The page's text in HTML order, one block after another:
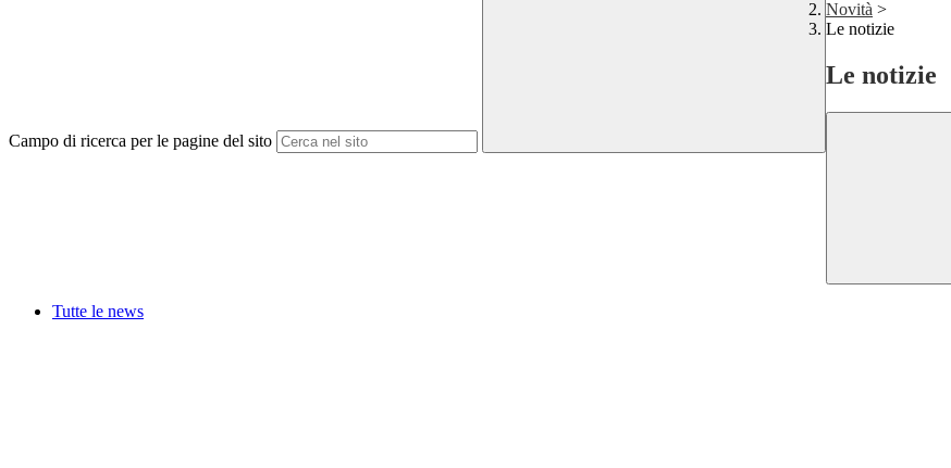
Campo di ricerca per le pagine del sito
Novità >
Le notizie
Le notizie
Tutte le news